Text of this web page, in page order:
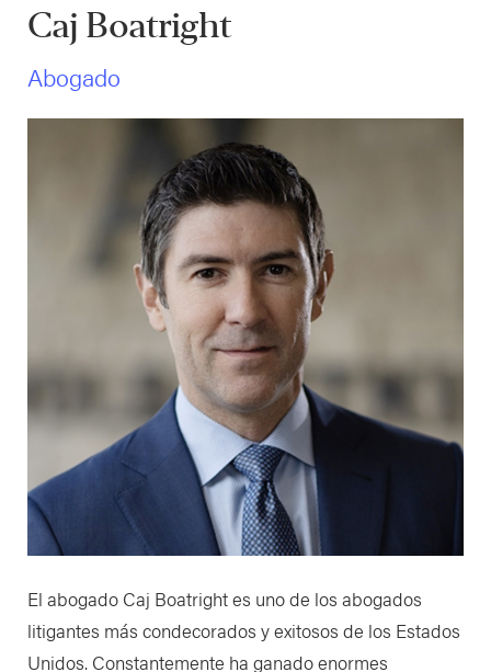
Caj Boatright
Abogado
El abogado Caj Boatright es uno de los abogados
litigantes más condecorados y exitosos de los Estados
Unidos. Constantemente ha ganado enormes